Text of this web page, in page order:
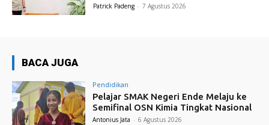
Patrick Padeng - 7 Agustus 2026
BACA JUGA
Pendidikan
Pelajar SMAK Negeri Ende Melaju ke
Semifinal OSN Kimia Tingkat Nasional
Antonius Jata - 6 Agustus 2026